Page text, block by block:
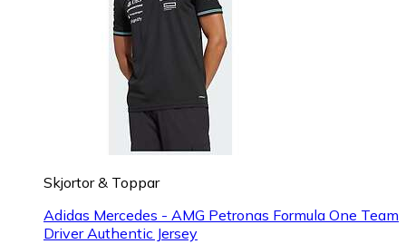
Skjortor & Toppar
Adidas Mercedes - AMG Petronas Formula One Team
Driver Authentic Jersey